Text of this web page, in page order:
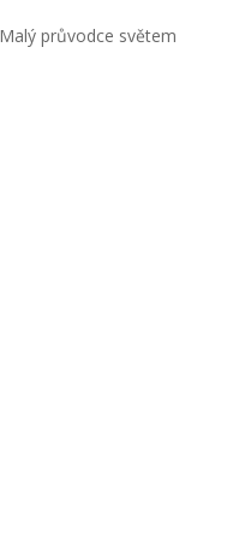
průvodce světem